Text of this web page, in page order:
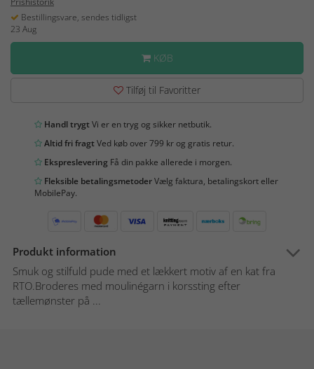
Bestillingsvare, sendes tidligst
23 Aug
KØB
Tilføj til Favoritter
Handl trygtVi er en tryg og sikker netbutik.
Altid fri fragtVed køb over 799 kr og gratis retur.
Ekspreslevering Få din pakke allerede i morgen.
Fleksible betalingsmetoderVælg faktura, betalingskort eller
MobilePay.
Produkt information
Smuk og stilfuld pude med et lækkert motiv af en kat fra
RTO.Broderes med moulinégarn i korssting efter
tællemønster på ...